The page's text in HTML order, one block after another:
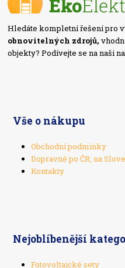
Hledáte kompletní řešení pro
obnovitelných zdrojů,
objekty? Podívejte se na naši
Vše o nákupu
Obchodní podmínky
Dopravné po ČR, na
Kontakty
Nejoblíbenější
Fotovoltaické sety